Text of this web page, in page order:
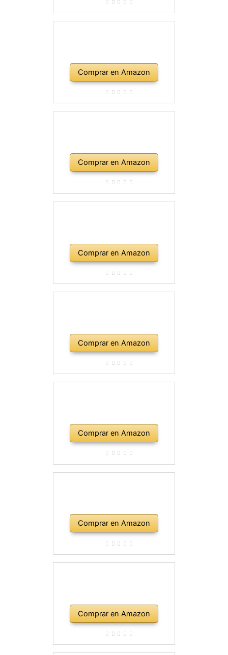
Comprar en Amazon
Comprar en Amazon
Comprar en Amazon
Comprar en Amazon
Comprar en Amazon
Comprar en Amazon
Comprar en Amazon